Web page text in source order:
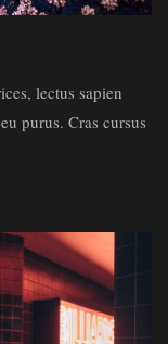
lectus sapien
purus. Cras cursus